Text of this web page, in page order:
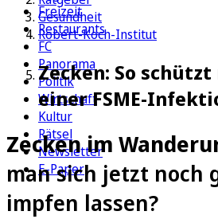
Freizeit
Restaurants
FC
Panorama
Politik
Wirtschaft
Kultur
Rätsel
Newsletter
E-Paper
Gesundheit
Robert-Koch-Institut
Zecken: So
einer FSME-
Zecken im
man sich jetzt noch
impfen lassen?